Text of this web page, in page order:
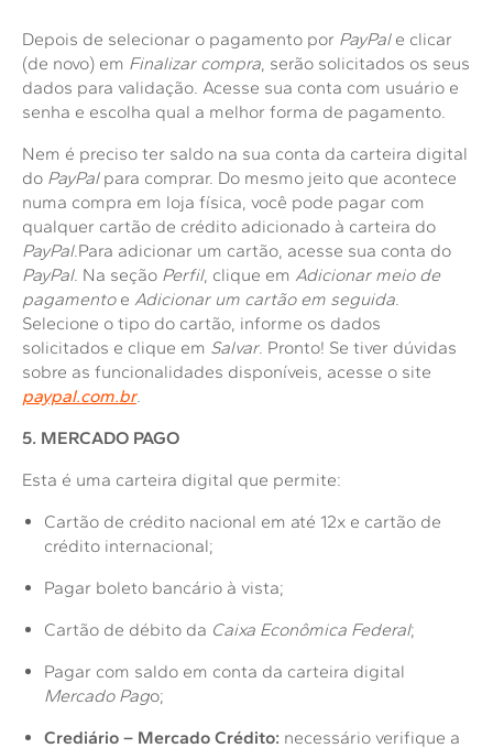
Depois de selecionar o pagamento por PayPale clicar
(de novo) em Finalizar compra, serão solicitados os seus
dados para validação. Acesse sua conta com usuário e
senha e escolha qual a melhor forma de pagamento.
Nem é preciso ter saldo na sua conta da carteira digital
do PayPalpara comprar. Do mesmo jeito que acontece
numa compra em loja física, você pode pagar com
qualquer cartão de crédito adicionado à carteira do
PayPal.Para adicionar um cartão, acesse sua conta do
PayPal. Na seção Perfil, clique em Adicionar meio de
pagamentoe Adicionar um cartão em seguida.
Selecione o tipo do cartão, informe os dados
solicitados e clique em Salvar. Pronto! Se tiver dúvidas
sobre as funcionalidades disponíveis, acesse o site
paypal.com.br.
5. MERCADO PAGO
Esta é uma carteira digital que permite:
Cartão de crédito nacional em até 12x e cartão de
crédito internacional;
Pagar boleto bancário à vista;
Cartão de débito da Caixa Econômica Federal;
Pagar com saldo em conta da carteira digital
Mercado Pago;
Crediário – Mercado Crédito: necessário verifique a